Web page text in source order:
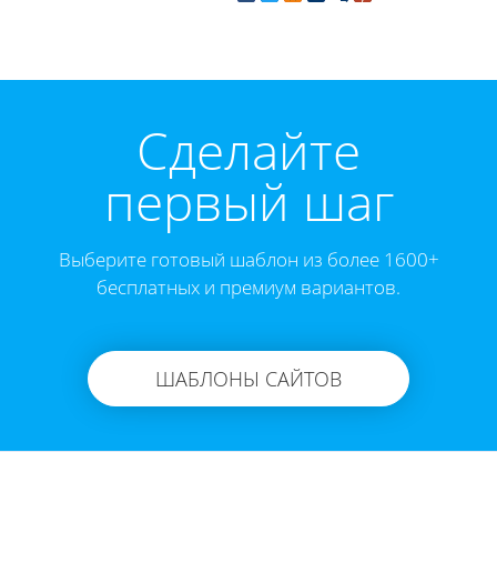
Cделайте
первый шаг
Выберите готовый шаблон из более 1600+
бесплатных и премиум вариантов.
ШАБЛОНЫ САЙТОВ